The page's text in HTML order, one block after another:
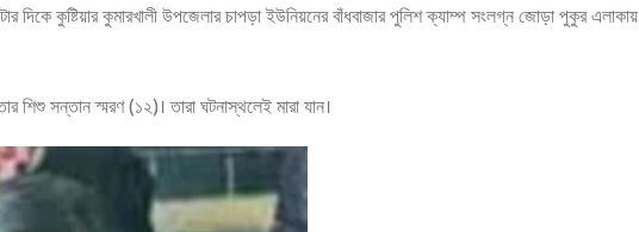
দিকে কুষ্টিয়ার কুমারখালী উপজেলার চাপড়া ইউনিয়নের বাঁধবাজার পুলিশ ক্যাম্প সংলগ্ন জোড়া পুকুর এলাকায়
শিশু সন্তান স্মরণ (১২)। তারা ঘটনাস্থলেই মারা যান।